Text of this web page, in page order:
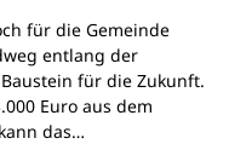
für die Gemeinde
entlang der
für die Zukunft.
Euro aus dem
das…